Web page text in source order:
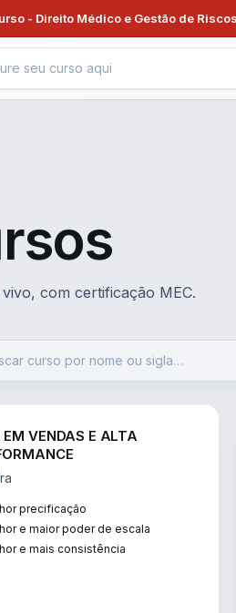
- Direito Médico e Gestão de
com certificação MEC.
VENDAS E ALTA
precificação
e maior poder de escala
e mais consistência